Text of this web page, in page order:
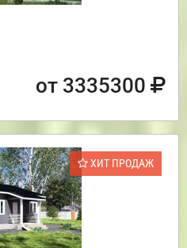
от 3335300
ХИТ ПРОДАЖ